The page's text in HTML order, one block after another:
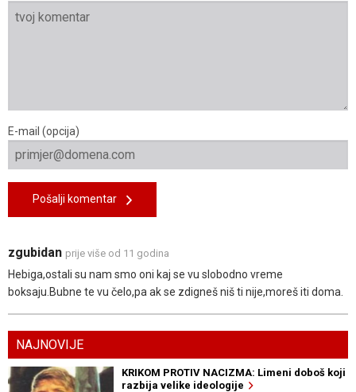
E-mail (opcija)
Pošalji komentar
zgubidan prije više od 11 godina
Hebiga,ostali su nam smo oni kaj se vu slobodno vreme
boksaju.Bubne te vu čelo,pa ak se zdigneš niš ti nije,moreš iti doma.
NAJNOVIJE
KRIKOM PROTIV NACIZMA: Limeni doboš koji
razbija velike ideologije